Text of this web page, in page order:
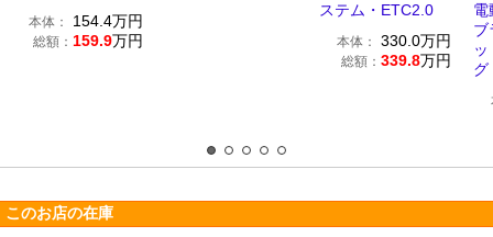
本体： 154.4万円
総額： 159.9万円
ステム・ETC2.0
本体： 330.0万円
総額： 339.8万円
ブ
このお店の在庫